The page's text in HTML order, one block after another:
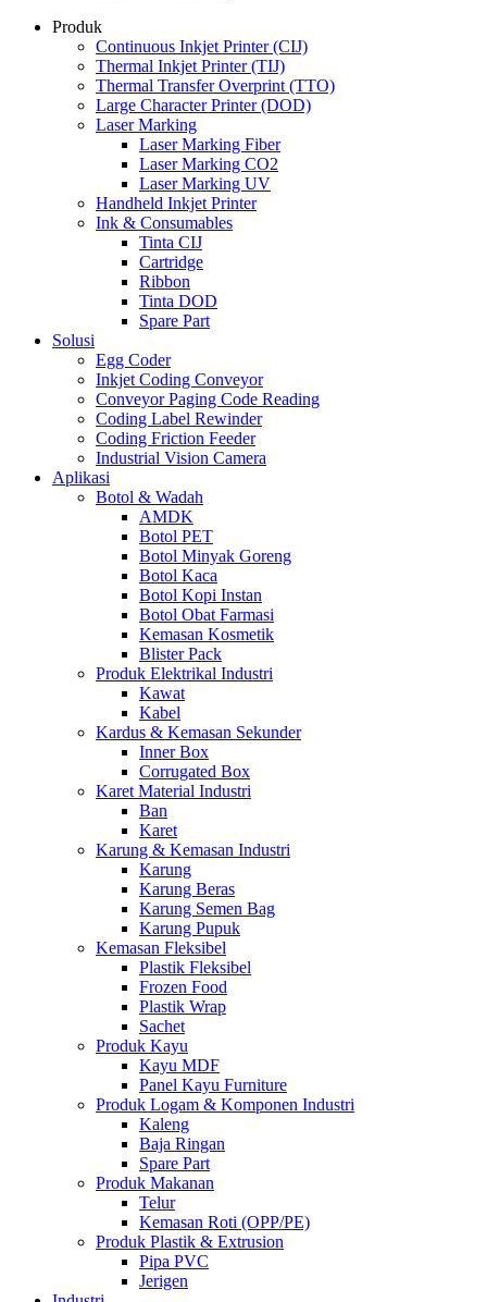
Produk
Continuous Inkjet Printer (CIJ)
Thermal Inkjet Printer (TIJ)
Thermal Transfer Overprint (TTO)
Large Character Printer (DOD)
Laser Marking
Laser Marking Fiber
Laser Marking CO2
Laser Marking UV
Handheld Inkjet Printer
Ink & Consumables
Tinta CIJ
Cartridge
Ribbon
Tinta DOD
Spare Part
Solusi
Egg Coder
Inkjet Coding Conveyor
Conveyor Paging Code Reading
Coding Label Rewinder
Coding Friction Feeder
Industrial Vision Camera
Aplikasi
Botol & Wadah
AMDK
Botol PET
Botol Minyak Goreng
Botol Kaca
Botol Kopi Instan
Botol Obat Farmasi
Kemasan Kosmetik
Blister Pack
Produk Elektrikal Industri
Kawat
Kabel
Kardus & Kemasan Sekunder
Inner Box
Corrugated Box
Karet Material Industri
Ban
Karet
Karung & Kemasan Industri
Karung
Karung Beras
Karung Semen Bag
Karung Pupuk
Kemasan Fleksibel
Plastik Fleksibel
Frozen Food
Plastik Wrap
Sachet
Produk Kayu
Kayu MDF
Panel Kayu Furniture
Produk Logam & Komponen Industri
Kaleng
Baja Ringan
Spare Part
Produk Makanan
Telur
Kemasan Roti (OPP/PE)
Produk Plastik & Extrusion
Pipa PVC
Jerigen